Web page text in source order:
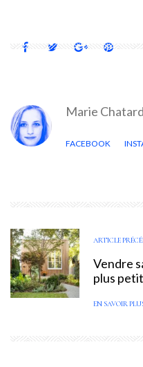
Marie Chatard
FACEBOOK
ARTICLE
Vendre
plus petit
EN SAVOIR